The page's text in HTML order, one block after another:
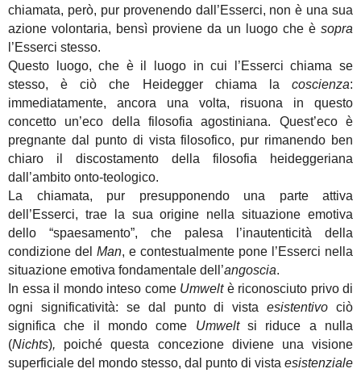
chiamata, però, pur provenendo dall’Esserci, non è una sua
azione volontaria, bensì proviene da un luogo che è sopra
l’Esserci stesso.
Questo luogo, che è il luogo in cui l’Esserci chiama se
stesso, è ciò che Heidegger chiama la coscienza:
immediatamente, ancora una volta, risuona in questo
concetto un’eco della filosofia agostiniana. Quest’eco è
pregnante dal punto di vista filosofico, pur rimanendo ben
chiaro il discostamento della filosofia heideggeriana
dall’ambito onto-teologico.
La chiamata, pur presupponendo una parte attiva
dell’Esserci, trae la sua origine nella situazione emotiva
dello “spaesamento”, che palesa l’inautenticità della
condizione del Man, e contestualmente pone l’Esserci nella
situazione emotiva fondamentale dell’angoscia.
In essa il mondo inteso come Umwelt è riconosciuto privo di
ogni significatività: se dal punto di vistaesistentivo ciò
significa che il mondo come Umweltsi riduce a nulla
(Nichts), poiché questa concezione diviene una visione
superficiale del mondo stesso, dal punto di vista esistenziale